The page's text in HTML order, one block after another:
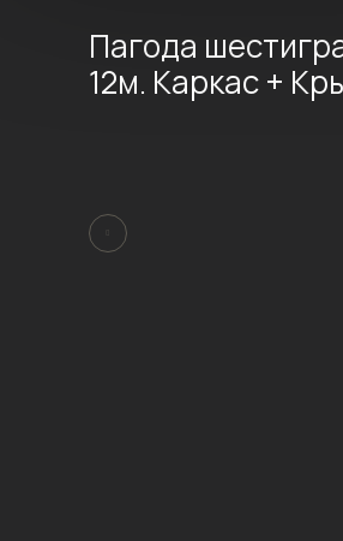
Пагода
12м. Каркас +